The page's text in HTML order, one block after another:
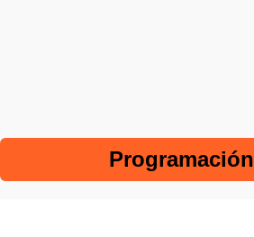
Programación